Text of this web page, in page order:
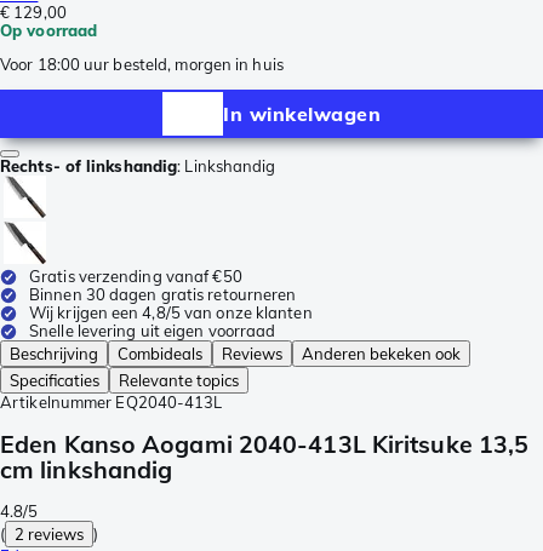
€ 129,00
Op voorraad
Voor 18:00 uur besteld, morgen in huis
In winkelwagen
Rechts- of linkshandig: Linkshandig
Gratis verzending vanaf €50
Binnen 30 dagen gratis retourneren
Wij krijgen een 4,8/5 van onze klanten
Snelle levering uit eigen voorraad
Beschrijving
Combideals Reviews
Anderen bekeken ook
Specificaties
Relevante topics
Artikelnummer EQ2040-413L
Eden Kanso Aogami 2040-413L Kiritsuke 13,5
cm linkshandig
4.8/5
( 2 reviews )